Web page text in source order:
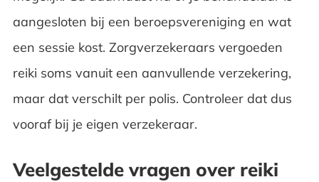
aangesloten bij een beroepsvereniging en wat
een sessie kost. Zorgverzekeraars vergoeden
reiki soms vanuit een aanvullende verzekering,
maar dat verschilt per polis. Controleer dat dus
vooraf bij je eigen verzekeraar.
Veelgestelde vragen over reiki